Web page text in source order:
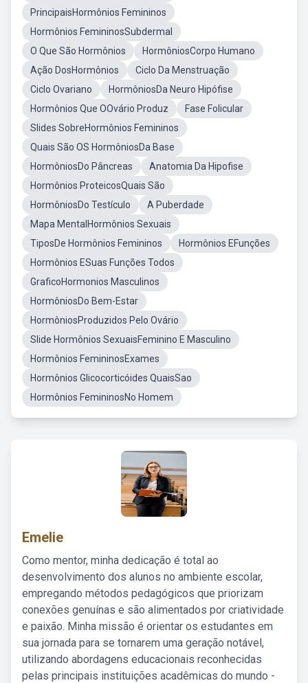
PrincipaisHormônios Femininos
Hormônios FemininosSubdermal
O Que São Hormônios
HormôniosCorpo Humano
Ação DosHormônios
Ciclo Da Menstruação
Ciclo Ovariano
HormôniosDa Neuro Hipófise
Hormônios Que OOvário Produz
Fase Folicular
Slides SobreHormônios Femininos
Quais São OS HormôniosDa Base
HormôniosDo Pâncreas
Anatomia Da Hipofise
Hormônios ProteicosQuais São
HormôniosDo Testículo
A Puberdade
Mapa MentalHormônios Sexuais
TiposDe Hormônios Femininos
Hormônios EFunções
Hormônios ESuas Funções Todos
GraficoHormonios Masculinos
HormôniosDo Bem-Estar
HormôniosProduzidos Pelo Ovário
Slide Hormônios SexuaisFeminino E Masculino
Hormônios FemininosExames
Hormônios Glicocorticóides QuaisSao
Hormônios FemininosNo Homem
Emelie
Como mentor, minha dedicação é total ao
desenvolvimento dos alunos no ambiente escolar,
empregando métodos pedagógicos que priorizam
conexões genuínas e são alimentados por criatividade
e paixão. Minha missão é orientar os estudantes em
sua jornada para se tornarem uma geração notável,
utilizando abordagens educacionais reconhecidas
pelas principais instituições acadêmicas do mundo -